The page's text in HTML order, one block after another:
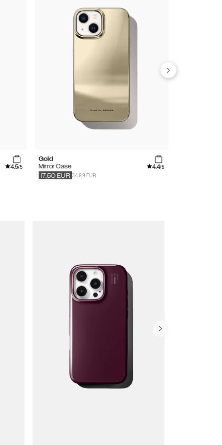
4.5/5
Gold
Mirror Case
4.4/5
34.99 EUR
17.50 EUR